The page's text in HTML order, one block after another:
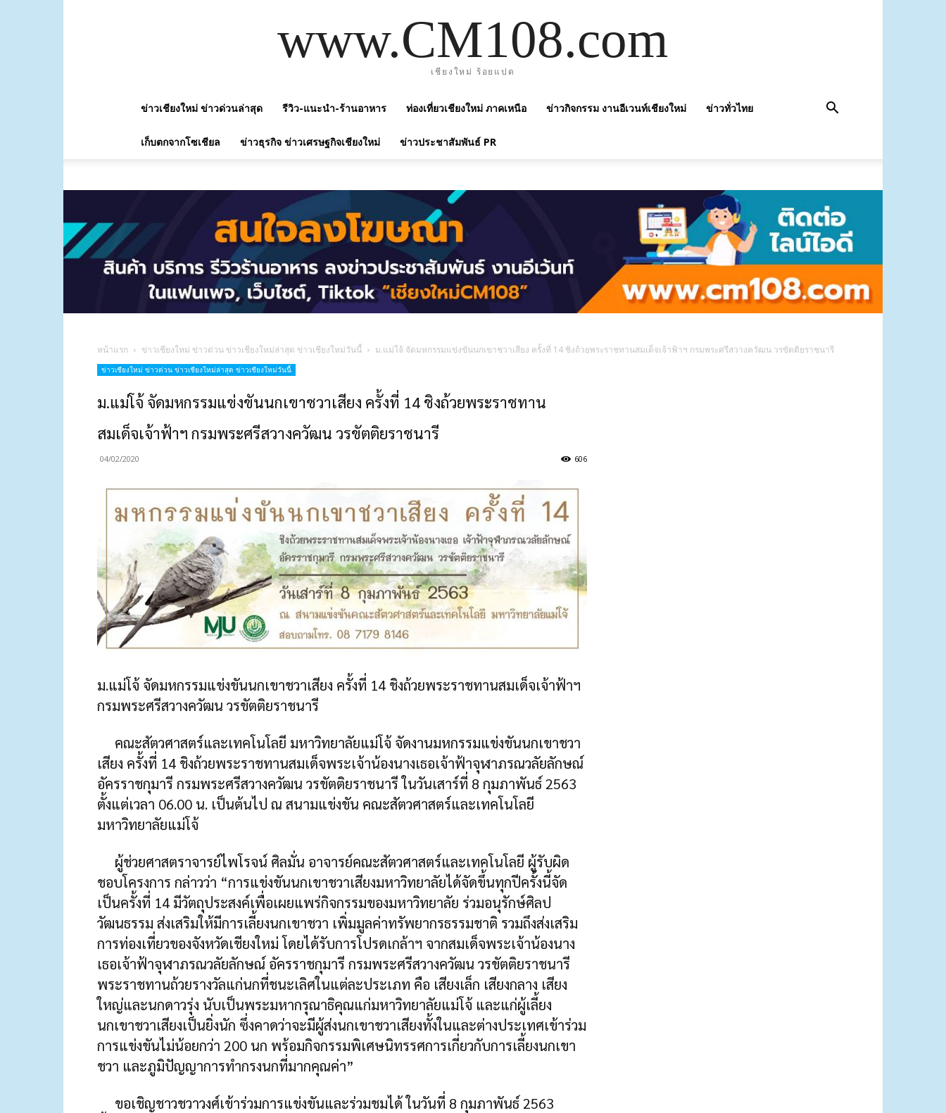
www.CM108.com
เชียงใหม่ ร้อยแปด
ข่าวเชียงใหม่ ข่าวด่วนล่าสุด รีวิว-แนะนำ-ร้านอาหาร ท่องเที่ยวเชียงใหม่ ภาคเหนือ ข่าวกิจกรรม งานอีเวนท์เชียงใหม่ ข่าวทั่วไทย
เก็บตกจากโซเชียล ข่าวธุรกิจ ข่าวเศรษฐกิจเชียงใหม่ ข่าวประชาสัมพันธ์ PR
หน้าแรก ข่าวเชียงใหม่ ข่าวด่วน ข่าวเชียงใหม่ล่าสุด ข่าวเชียงใหม่วันนี้ ม.แม่โจ้ จัดมหกรรมแข่งขันนกเขาชวาเสียง ครั้งที่ 14 ชิงถ้วยพระราชทานสมเด็จเจ้าฟ้าฯ กรมพระศรีสวางควัฒน วรขัตติยราชนารี
ข่าวเชียงใหม่ ข่าวด่วน ข่าวเชียงใหม่ล่าสุด ข่าวเชียงใหม่วันนี้
ม.แม่โจ้ จัดมหกรรมแข่งขันนกเขาชวาเสียง ครั้งที่ 14 ชิงถ้วยพระราชทาน
สมเด็จเจ้าฟ้าฯ กรมพระศรีสวางควัฒน วรขัตติยราชนารี
04/02/2020 606
ม.แม่โจ้ จัดมหกรรมแข่งขันนกเขาชวาเสียง ครั้งที่ 14 ชิงถ้วยพระราชทานสมเด็จเจ้าฟ้าฯ
กรมพระศรีสวางควัฒน วรขัตติยราชนารี
คณะสัตวศาสตร์และเทคโนโลยี มหาวิทยาลัยแม่โจ้ จัดงานมหกรรมแข่งขันนกเขาชวา
เสียง ครั้งที่ 14 ชิงถ้วยพระราชทานสมเด็จพระเจ้าน้องนางเธอเจ้าฟ้าจุฬาภรณวลัยลักษณ์
อัครราชกุมารี กรมพระศรีสวางควัฒน วรขัตติยราชนารี ในวันเสาร์ที่ 8 กุมภาพันธ์ 2563
ตั้งแต่เวลา 06.00 น. เป็นต้นไป ณ สนามแข่งขัน คณะสัตวศาสตร์และเทคโนโลยี
มหาวิทยาลัยแม่โจ้
ผู้ช่วยศาสตราจารย์ไพโรจน์ ศิลมั่น อาจารย์คณะสัตวศาสตร์และเทคโนโลยี ผู้รับผิด
ชอบโครงการ กล่าวว่า “การแข่งขันนกเขาชวาเสียงมหาวิทยาลัยได้จัดขึ้นทุกปีครั้งนี้จัด
เป็นครั้งที่ 14 มีวัตถุประสงค์เพื่อเผยแพร่กิจกรรมของมหาวิทยาลัย ร่วมอนุรักษ์ศิลป
วัฒนธรรม ส่งเสริมให้มีการเลี้ยงนกเขาชวา เพิ่มมูลค่าทรัพยากรธรรมชาติ รวมถึงส่งเสริม
การท่องเที่ยวของจังหวัดเชียงใหม่ โดยได้รับการโปรดเกล้าฯ จากสมเด็จพระเจ้าน้องนาง
เธอเจ้าฟ้าจุฬาภรณวลัยลักษณ์ อัครราชกุมารี กรมพระศรีสวางควัฒน วรขัตติยราชนารี
พระราชทานถ้วยรางวัลแก่นกที่ชนะเลิศในแต่ละประเภท คือ เสียงเล็ก เสียงกลาง เสียง
ใหญ่และนกดาวรุ่ง นับเป็นพระมหากรุณาธิคุณแก่มหาวิทยาลัยแม่โจ้ และแก่ผู้เลี้ยง
นกเขาชวาเสียงเป็นยิ่งนัก ซึ่งคาดว่าจะมีผู้ส่งนกเขาชวาเสียงทั้งในและต่างประเทศเข้าร่วม
การแข่งขันไม่น้อยกว่า 200 นก พร้อมกิจกรรมพิเศษนิทรรศการเกี่ยวกับการเลี้ยงนกเขา
ชวา และภูมิปัญญาการทำกรงนกที่มากคุณค่า”
ขอเชิญชาวชวาวงศ์เข้าร่วมการแข่งขันและร่วมชมได้ ในวันที่ 8 กุมภาพันธ์ 2563